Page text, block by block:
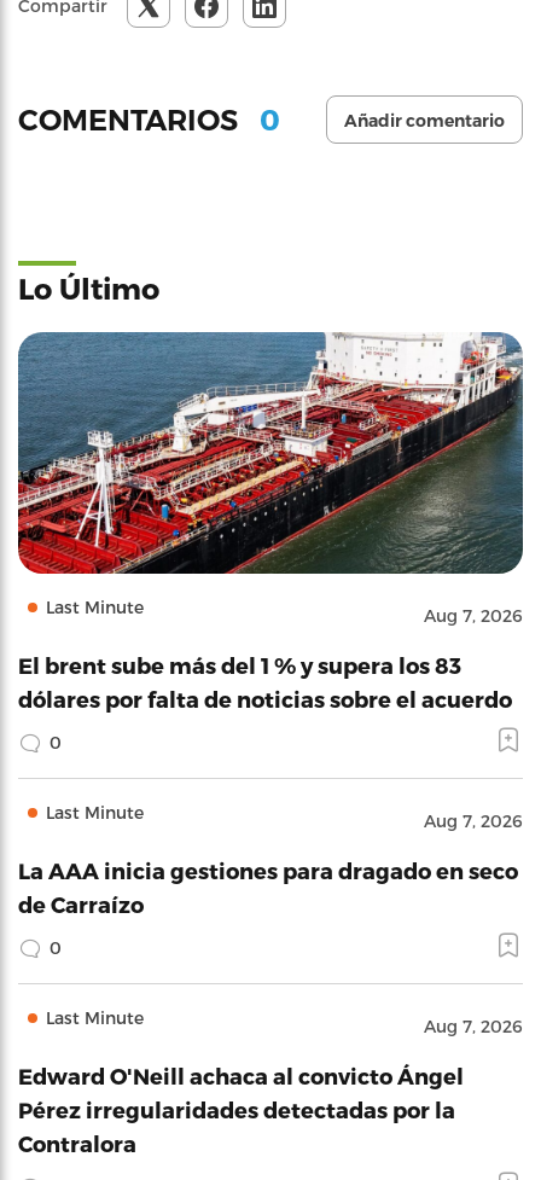
Compartir
COMENTARIOS 0 Añadir comentario
Lo Último
Last Minute Aug 7, 2026
El brent sube más del 1 % y supera los 83
dólares por falta de noticias sobre el acuerdo
0
Last Minute Aug 7, 2026
La AAA inicia gestiones para dragado en seco
de Carraízo
0
Last Minute Aug 7, 2026
Edward O'Neill achaca al convicto Ángel
Pérez irregularidades detectadas por la
Contralora